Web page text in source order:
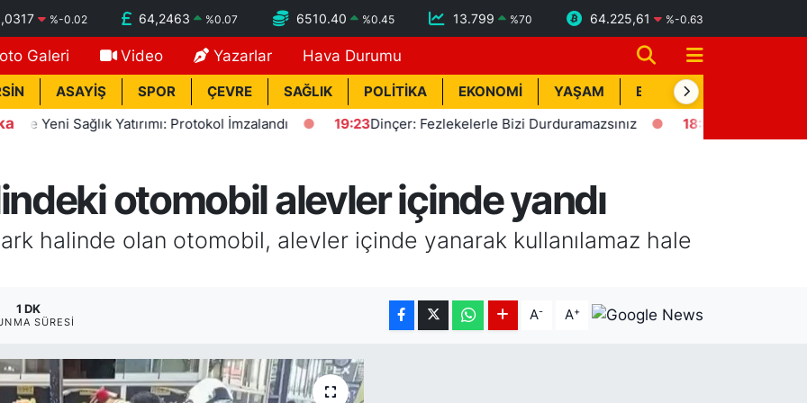
%-0.02 64,2463 %0.07 6510.40 %0.45 13.799 %70 64.225,61 %-0.63
Galeri Video Yazarlar Hava Durumu
ASAYİŞ SPOR ÇEVRE SAĞLIK POLİTİKA EKONOMİ YAŞAM BİK İLAN
Sağlık Yatırımı: Protokol İmzalandı 19:23 Dinçer: Fezlekelerle Bizi Durduramazsınız 18:57 Erdemli'de Deprem!
otomobil alevler içinde yandı
halinde olan otomobil, alevler içinde yanarak kullanılamaz hale
1 DK
SÜRESI A- A+